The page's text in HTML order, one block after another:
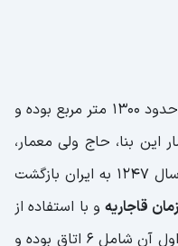
مساحت این بنای تاریخی چیزی در حدود 1300 متر مربع بوده و
بنا، حاج ولی معمار،
پس از سال ها زندگی در روسیه در سال 1247 به ایران بازگشت
زمان قاجاریهو با استفاده از
سنگ و خشت و آجر بنا نهاد. طبقه اول آن شامل 6 اتاق بوده و